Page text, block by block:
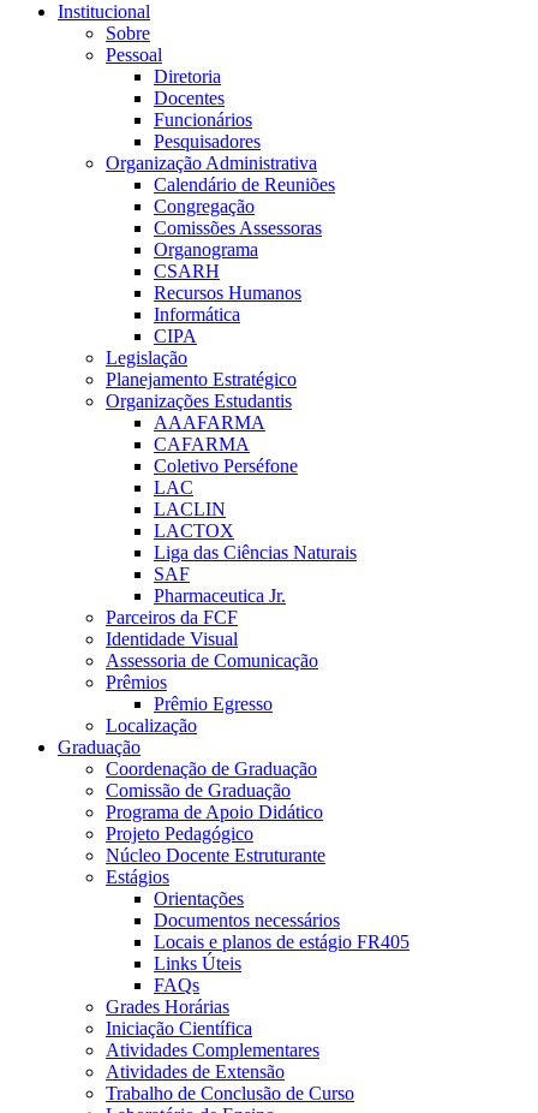
Institucional
Sobre
Pessoal
Diretoria
Docentes
Funcionários
Pesquisadores
Organização Administrativa
Calendário de Reuniões
Congregação
Comissões Assessoras
Organograma
CSARH
Recursos Humanos
Informática
CIPA
Legislação
Planejamento Estratégico
Organizações Estudantis
AAAFARMA
CAFARMA
Coletivo Perséfone
LAC
LACLIN
LACTOX
Liga das Ciências Naturais
SAF
Pharmaceutica Jr.
Parceiros da FCF
Identidade Visual
Assessoria de Comunicação
Prêmios
Prêmio Egresso
Localização
Graduação
Coordenação de Graduação
Comissão de Graduação
Programa de Apoio Didático
Projeto Pedagógico
Núcleo Docente Estruturante
Estágios
Orientações
Documentos necessários
Locais e planos de estágio FR405
Links Úteis
FAQs
Grades Horárias
Iniciação Científica
Atividades Complementares
Atividades de Extensão
Trabalho de Conclusão de Curso